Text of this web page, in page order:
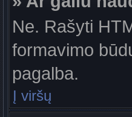
Ne. Rašyti
formavimo
pagalba.
Į viršų